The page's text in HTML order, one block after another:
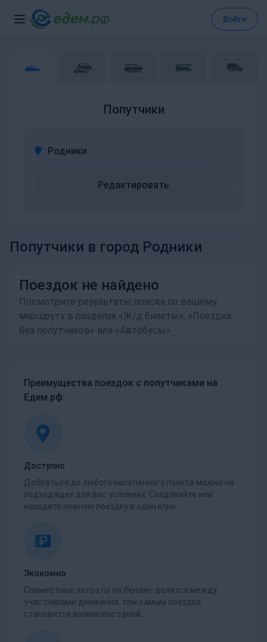
Войти
Попутчики
Родники
Редактировать
Попутчики в город Родники
Поездок не найдено
Посмотрите результаты поиска по вашему
маршруту в разделах «Ж/д билеты», «Поездка
без попутчиков» или «Автобусы»
Преимущества поездок с попутчиками на
Едем.рф:
Доступно
Добраться до любого населенного пункта можно на
подходящих для вас условиях. Создавайте или
находите нужную поездку в один клик.
Экономно
Совместные затраты на бензин, делятся между
участниками движения, тем самым поездка
становится взаимовыгодной.